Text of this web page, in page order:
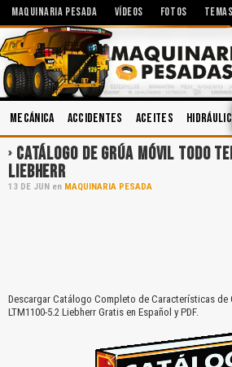
MAQUINARIA PESADA VÍDEOS FOTOS TEMAS
Mecánica Accidentes Aceites
CATÁLOGO DE GRÚA MÓVIL TODO
LIEBHERR
13 DE JUN en MAQUINARIA PESADA
Descargar Catálogo Completo de Características de
LTM1100-5.2 Liebherr Gratis en Español y PDF.